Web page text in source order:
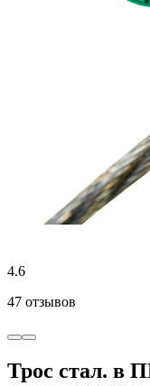
4.6
47 отзывов
Трос стал. в